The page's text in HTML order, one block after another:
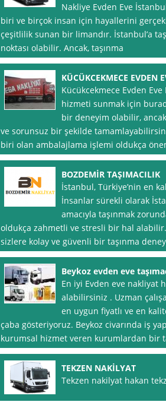
Nakliye Evden Eve
biri ve birçok insan için hayallerini
çeşitlilik sunan bir limandır. İstanbul’a
noktası olabilir. Ancak, taşınma
KÜCÜKCEKMECE EVDEN
Kücükcekmece Evden
hizmeti sunmak için
bir deneyim olabilir,
ve sorunsuz bir şekilde
biri olan ambalajlama işlemi oldukça
BOZDEMİR TAŞIMACILIK
İstanbul, Türkiye’nin en
İnsanlar sürekli olarak
amacıyla taşınmak
oldukça zahmetli ve stresli bir hal
sizlere kolay ve güvenli bir taşınma
Beykoz evden eve
En iyi Evden eve nakliyat
alabilirsiniz . Uzman
en uygun fiyatlı ve en
çaba gösteriyoruz. Beykoz civarında iş
kurumsal hizmet veren kurumlardan bir
TEKZEN NAKİLYAT
Tekzen nakilyat hakan